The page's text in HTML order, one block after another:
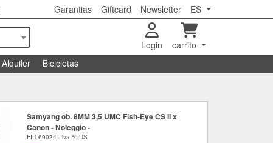
Garantias Giftcard Newsletter ES
Login
carrito
Alquiler Bicicletas
Samyang ob. 8MM 3,5 UMC Fish-Eye CS II x
Canon - Noleggio -
FID 69034 - iva % US